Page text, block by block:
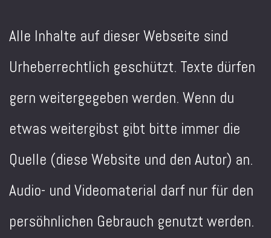
Alle Inhalte auf dieser Webseite sind
Urheberrechtlich geschützt. Texte dürfen
gern weitergegeben werden. Wenn du
etwas weitergibst gibt bitte immer die
Quelle (diese Website und den Autor) an.
Audio- und Videomaterial darf nur für den
persöhnlichen Gebrauch genutzt werden.